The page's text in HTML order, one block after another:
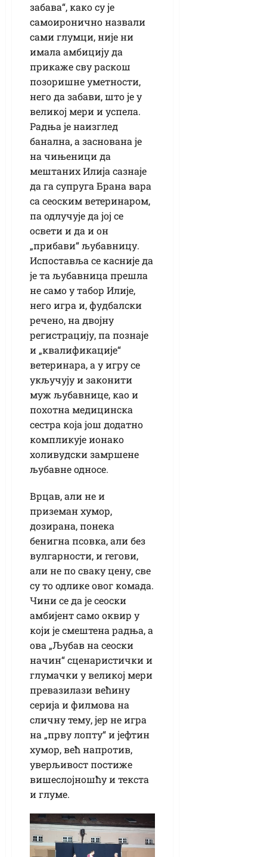
забава“, како су је
самоиронично назвали
сами глумци, није ни
имала амбицију да
прикаже сву раскош
позоришне уметности,
него да забави, што је у
великој мери и успела.
Радња је наизглед
банална, а заснована је
на чињеници да
мештаних Илија сазнаје
да га супруга Брана вара
са сеоским ветеринаром,
па одлучује да јој се
освети и да и он
„прибави“ љубавницу.
Испоставља се касније да
је та љубавница прешла
не само у табор Илије,
него игра и, фудбалски
речено, на двојну
регистрацију, па познаје
и „квалификације“
ветеринара, а у игру се
укључују и законити
муж љубавнице, као и
похотна медицинска
сестра која још додатно
компликује ионако
холивудски замршене
љубавне односе.
Врцав, али не и
приземан хумор,
дозирана, понека
бенигна псовка, али без
вулгарности, и гегови,
али не по сваку цену, све
су то одлике овог комада.
Чини се да је сеоски
амбијент само оквир у
који је смештена радња, а
ова „Љубав на сеоски
начин“ сценаристички и
глумачки у великој мери
превазилази већину
серија и филмова на
сличну тему, јер не игра
на „прву лопту“ и јефтин
хумор, већ напротив,
уверљивост постиже
вишеслојношћу и текста
и глуме.